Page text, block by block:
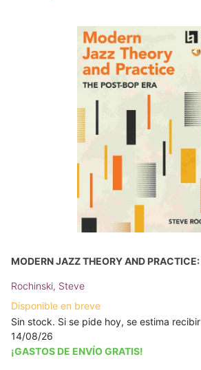
MODERN JAZZ THEORY AND
Rochinski, Steve
Disponible en breve
Sin stock. Si se pide hoy, se estima
14/08/26
¡GASTOS DE ENVÍO GRATIS!